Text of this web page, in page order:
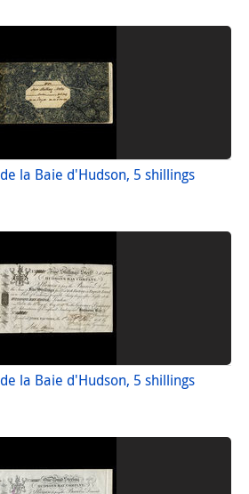
la Baie d'Hudson, 5 shillings
la Baie d'Hudson, 5 shillings